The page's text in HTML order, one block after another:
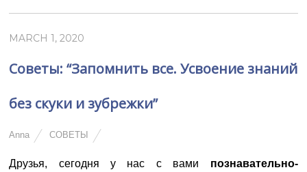
MARCH 1, 2020
Советы: “Запомнить все. Усвоение знаний
без скуки и зубрежки”
Anna СОВЕТЫ
Друзья, сегодня у нас с вами познавательно-